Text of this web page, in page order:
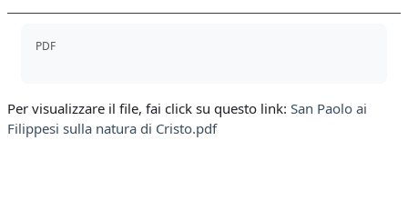
PDF
Per visualizzare il file, fai click su questo link: San Paolo ai
Filippesi sulla natura di Cristo.pdf